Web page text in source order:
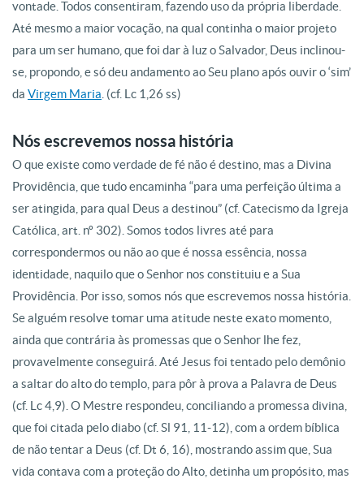
vontade. Todos consentiram, fazendo uso da própria liberdade.
Até mesmo a maior vocação, na qual continha o maior projeto
para um ser humano, que foi dar à luz o Salvador, Deus inclinou-
se, propondo, e só deu andamento ao Seu plano após ouvir o ‘sim’
da Virgem Maria. (cf. Lc 1,26 ss)
Nós escrevemos nossa história
O que existe como verdade de fé não é destino, mas a Divina
Providência, que tudo encaminha “para uma perfeição última a
ser atingida, para qual Deus a destinou” (cf. Catecismo da Igreja
Católica, art. nº 302). Somos todos livres até para
correspondermos ou não ao que é nossa essência, nossa
identidade, naquilo que o Senhor nos constituiu e a Sua
Providência. Por isso, somos nós que escrevemos nossa história.
Se alguém resolve tomar uma atitude neste exato momento,
ainda que contrária às promessas que o Senhor lhe fez,
provavelmente conseguirá. Até Jesus foi tentado pelo demônio
a saltar do alto do templo, para pôr à prova a Palavra de Deus
(cf. Lc 4,9). O Mestre respondeu, conciliando a promessa divina,
que foi citada pelo diabo (cf. Sl 91, 11-12), com a ordem bíblica
de não tentar a Deus (cf. Dt 6, 16), mostrando assim que, Sua
vida contava com a proteção do Alto, detinha um propósito, mas